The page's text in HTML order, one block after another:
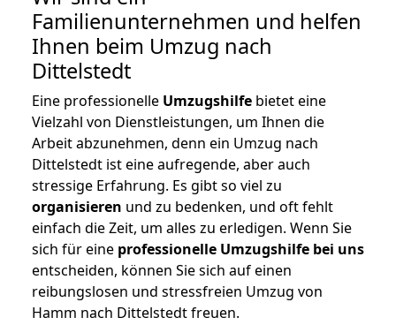
Familienunternehmen und helfen
Ihnen beim Umzug nach
Dittelstedt
Eine professionelle Umzugshilfe bietet eine
Vielzahl von Dienstleistungen, um Ihnen die
Arbeit abzunehmen, denn ein Umzug nach
Dittelstedt ist eine aufregende, aber auch
stressige Erfahrung. Es gibt so viel zu
organisieren und zu bedenken, und oft fehlt
einfach die Zeit, um alles zu erledigen. Wenn Sie
sich für eine professionelle Umzugshilfe bei uns
entscheiden, können Sie sich auf einen
reibungslosen und stressfreien Umzug von
Hamm nach Dittelstedt freuen.